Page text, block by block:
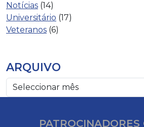
Notícias (14)
Universitário (17)
Veteranos (6)
ARQUIVO
PATROCINADORES